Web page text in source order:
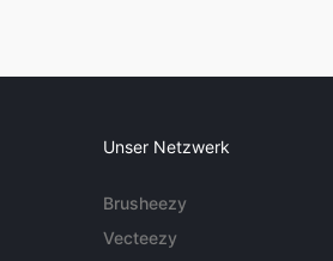
Unser Netzwerk
Brusheezy
Vecteezy